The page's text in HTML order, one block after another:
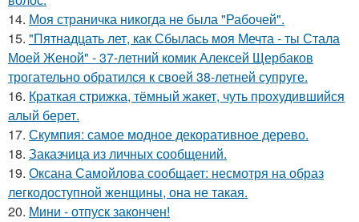
14. Моя страничка никогда не была "Рабочей".
15. "Пятнадцать лет, как Сбылась моя Мечта - ты Стала
Моей Женой" - 37-летний комик Алексей Щербаков
трогательно обратился к своей 38-летней супруге.
16. Краткая стрижка, тёмный жакет, чуть прохудившийся
алый берет.
17. Скумпия: самое модное декоративное дерево.
18. Заказчица из личных сообщений.
19. Оксана Самойлова сообщает: несмотря на образ
легкодоступной женщины, она не такая.
20. Мини - отпуск закончен!